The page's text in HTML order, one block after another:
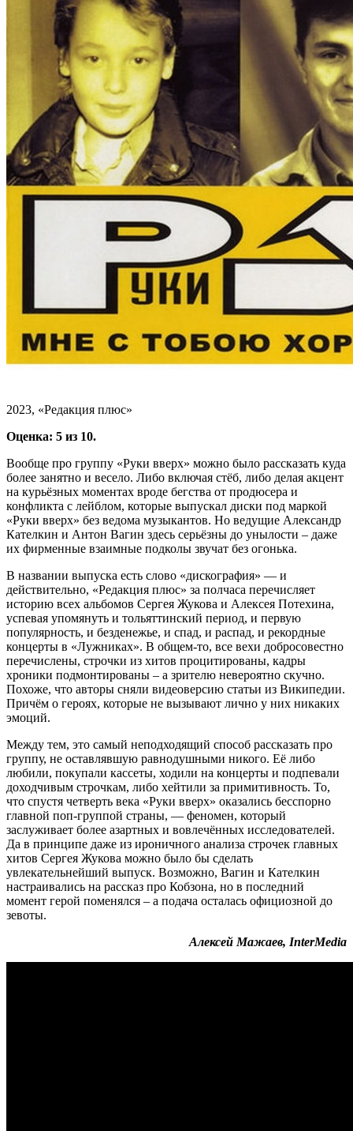
2023, «Редакция плюс»
Оценка: 5 из 10.
Вообще про группу «Руки вверх» можно было рассказать куда
более занятно и весело. Либо включая стёб, либо делая акцент
на курьёзных моментах вроде бегства от продюсера и
конфликта с лейблом, которые выпускал диски под маркой
«Руки вверх» без ведома музыкантов. Но ведущие Александр
Кателкин и Антон Вагин здесь серьёзны до унылости – даже
их фирменные взаимные подколы звучат без огонька.
В названии выпуска есть слово «дискография» — и
действительно, «Редакция плюс» за полчаса перечисляет
историю всех альбомов Сергея Жукова и Алексея Потехина,
успевая упомянуть и тольяттинский период, и первую
популярность, и безденежье, и спад, и распад, и рекордные
концерты в «Лужниках». В общем-то, все вехи добросовестно
перечислены, строчки из хитов процитированы, кадры
хроники подмонтированы – а зрителю невероятно скучно.
Похоже, что авторы сняли видеоверсию статьи из Википедии.
Причём о героях, которые не вызывают лично у них никаких
эмоций.
Между тем, это самый неподходящий способ рассказать про
группу, не оставлявшую равнодушными никого. Её либо
любили, покупали кассеты, ходили на концерты и подпевали
доходчивым строчкам, либо хейтили за примитивность. То,
что спустя четверть века «Руки вверх» оказались бесспорно
главной поп-группой страны, — феномен, который
заслуживает более азартных и вовлечённых исследователей.
Да в принципе даже из ироничного анализа строчек главных
хитов Сергея Жукова можно было бы сделать
увлекательнейший выпуск. Возможно, Вагин и Кателкин
настраивались на рассказ про Кобзона, но в последний
момент герой поменялся – а подача осталась официозной до
зевоты.
Алексей Мажаев, InterMedia